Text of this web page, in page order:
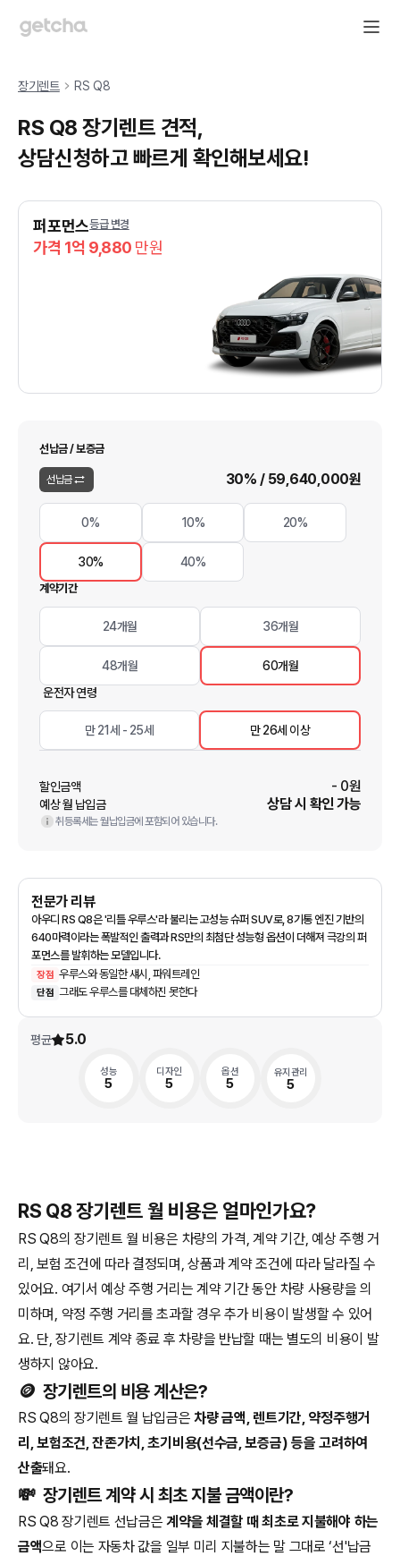
장기렌트 RS Q8
RS Q8 장기렌트 견적,
상담신청하고 빠르게 확인해보세요!
퍼포먼스등급 변경
가격 1억 9,880 만원
선납금 / 보증금
선납금 30% / 59,640,000원
0% 10% 20%
30% 40%
계약기간
24개월 36개월
48개월
60개월
운전자 연령
만 21세 - 25세 만 26세 이상
할인금액 - 0원
예상 월 납입금 상담 시 확인 가능
취등록세는 월납입금에 포함되어 있습니다.
전문가 리뷰
아우디 RS Q8은 '리틀 우루스'라 불리는 고성능 슈퍼 SUV로, 8기통 엔진 기반의
640마력이라는 폭발적인 출력과 RS만의 최첨단 성능형 옵션이 더해져 극강의 퍼
포먼스를 발휘하는 모델입니다.
장점 우루스와 동일한 섀시, 파워트레인
단점 그래도 우루스를 대체하진 못한다
평균 5.0
성능
5
디자인
5
옵션
5
유지관리
5
RS Q8 장기렌트 월 비용은 얼마인가요?
RS Q8의 장기렌트 월 비용은 차량의 가격, 계약 기간, 예상 주행 거
리, 보험 조건에 따라 결정되며, 상품과 계약 조건에 따라 달라질 수
있어요. 여기서 예상 주행 거리는 계약 기간 동안 차량 사용량을 의
미하며, 약정 주행 거리를 초과할 경우 추가 비용이 발생할 수 있어
요. 단, 장기렌트 계약 종료 후 차량을 반납할 때는 별도의 비용이 발
생하지 않아요.
🪙 장기렌트의 비용 계산은?
RS Q8의 장기렌트 월 납입금은차량 금액, 렌트기간, 약정주행거
리, 보험조건, 잔존가치, 초기비용(선수금, 보증금) 등을 고려하여
산출돼요.
💸 장기렌트 계약 시 최초 지불 금액이란?
RS Q8 장기렌트 선납금은계약을 체결할 때 최초로 지불해야 하는
금액으로 이는 자동차 값을 일부 미리 지불하는 말 그대로 ‘선'납금